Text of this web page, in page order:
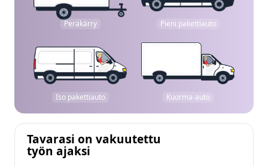
Peräkärry Pieni pakettiauto
Iso pakettiauto Kuorma-auto
Tavarasi on vakuutettu
työn ajaksi